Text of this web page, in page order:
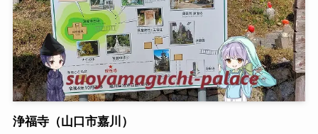
浄福寺（山口市嘉川）